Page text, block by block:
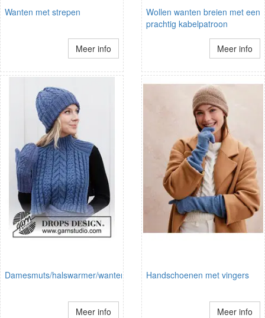
Wanten met strepen
Meer info
Wollen wanten breien met een
prachtig kabelpatroon
Meer info
Damesmuts/halswarmer/wanten
Meer info
Handschoenen met vingers
Meer info